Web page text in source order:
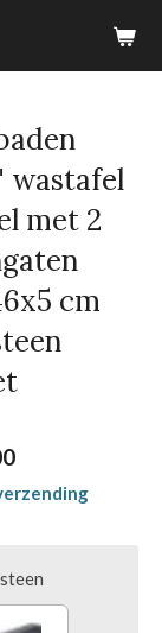
wastafel
met 2
cm